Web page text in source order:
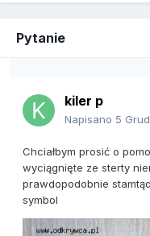
Pytanie
kiler p
Napisano 5
Chciałbym prosić o
wyciągnięte ze sterty
prawdopodobnie
symbol